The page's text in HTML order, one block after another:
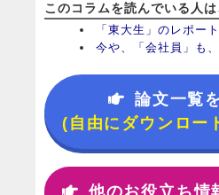
このコラムを読んでいる人
「東大生」のレポー
今や、「会社員」も
論文一覧
(自由にダウンロー
他のお役立ち情